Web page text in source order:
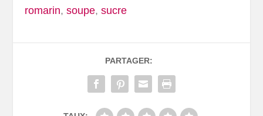
romarin,soupe,sucre
PARTAGER: